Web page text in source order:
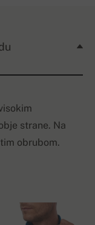
strane. Na
obrubom.